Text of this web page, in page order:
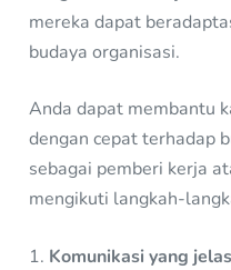
mereka dapat
budaya organisasi.
Anda dapat membantu
dengan cepat terhadap
sebagai pemberi kerja
mengikuti langkah-
1. Komunikasi yang